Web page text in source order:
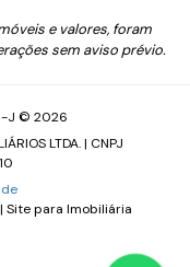
e valores, foram
sem aviso prévio.
J © 2026
LTDA. | CNPJ
Site para Imobiliária